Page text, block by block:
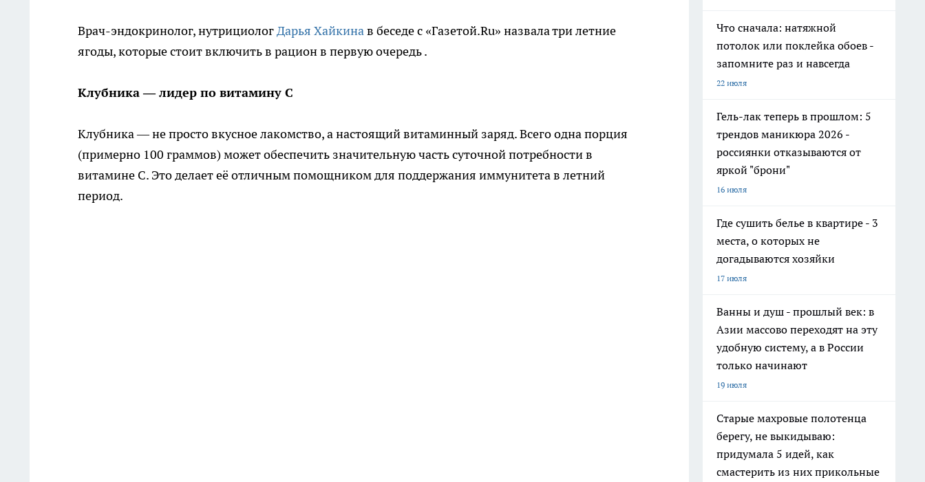
Врач-эндокринолог, нутрициологДарья Хайкинав беседе с «Газетой.Ru» назвала три летние
ягоды, которые стоит включить в рацион в первую очередь .
Клубника — лидер по витамину С
Клубника — не просто вкусное лакомство, а настоящий витаминный заряд. Всего одна порция
(примерно 100 граммов) может обеспечить значительную часть суточной потребности в
витамине С. Это делает её отличным помощником для поддержания иммунитета в летний
период.
Что сначала: натяжной
потолок или поклейка обоев -
запомните раз и навсегда
22 июля
Гель-лак теперь в прошлом: 5
трендов маникюра 2026 -
россиянки отказываются от
яркой "брони"
16 июля
Где сушить белье в квартире - 3
места, о которых не
догадываются хозяйки
17 июля
Ванны и душ - прошлый век: в
Азии массово переходят на эту
удобную систему, а в России
только начинают
19 июля
Старые махровые полотенца
берегу, не выкидываю:
придумала 5 идей, как
смастерить из них прикольные